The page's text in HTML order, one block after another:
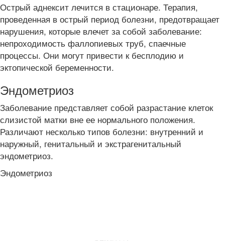
Острый аднексит лечится в стационаре. Терапия,
проведенная в острый период болезни, предотвращает
нарушения, которые влечет за собой заболевание:
непроходимость фаллопиевых труб, спаечные
процессы. Они могут привести к бесплодию и
эктопической беременности.
Эндометриоз
Заболевание представляет собой разрастание клеток
слизистой матки вне ее нормального положения.
Различают несколько типов болезни: внутренний и
наружный, генитальный и экстрагенитальный
эндометриоз.
Эндометриоз